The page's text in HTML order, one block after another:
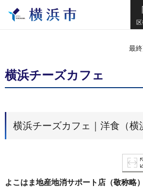
最
横浜チーズカフェ
横浜チーズカフェ｜洋食（横
よこはま地産地消サポート店（敬称略）